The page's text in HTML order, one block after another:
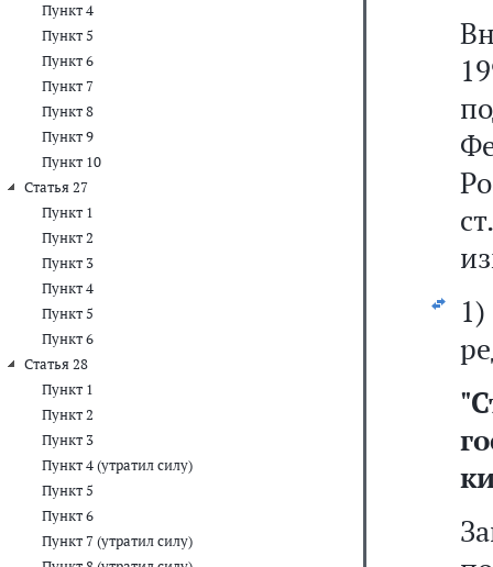
Пункт 4
Пункт 5
Пункт 6
Пункт 7
Пункт 8
Пункт 9
Пункт 10
Статья 27
Пункт 1
Пункт 2
Пункт 3
Пункт 4
Пункт 5
Пункт 6
Статья 28
Пункт 1
Пункт 2
Пункт 3
Пункт 4 (утратил силу)
Пункт 5
Пункт 6
Пункт 7 (утратил силу)
"